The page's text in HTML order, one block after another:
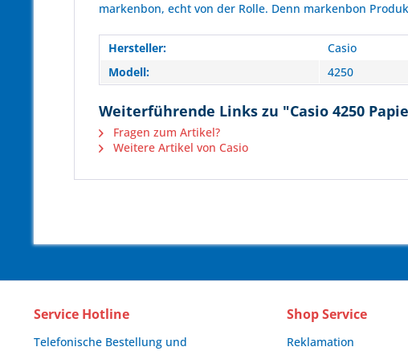
markenbon, echt von der Rolle. Denn markenbon
Hersteller:
Casio
Modell:
4250
Weiterführende Links zu "Casio 4250
Fragen zum Artikel?
Weitere Artikel von Casio
Service Hotline
Telefonische Bestellung und
Shop Service
Reklamation